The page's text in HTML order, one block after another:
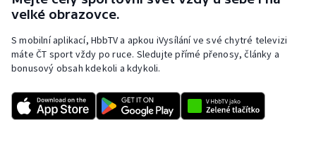
velké obrazovce.
S mobilní aplikací, HbbTV a apkou iVysílání ve své chytré televizi
máte ČT sport vždy po ruce. Sledujte přímé přenosy, články a
bonusový obsah kdekoli a kdykoli.